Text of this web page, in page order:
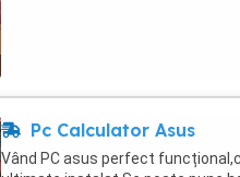
Pc Calculator Asus
Vând PC asus perfect